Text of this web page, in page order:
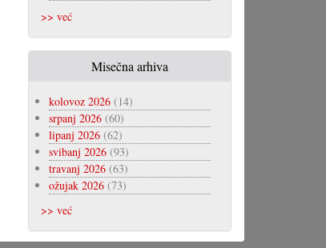
>> već
Misečna arhiva
kolovoz 2026(14)
srpanj 2026(60)
lipanj 2026(62)
svibanj 2026(93)
travanj 2026(63)
ožujak 2026(73)
>> već